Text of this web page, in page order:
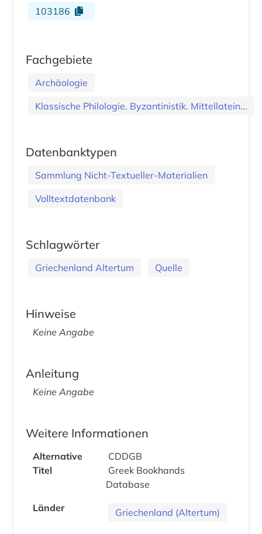
103186
Fachgebiete
Archäologie
Klassische Philologie. Byzantinistik. Mittellatein...
Datenbanktypen
Sammlung Nicht-Textueller-Materialien
Volltextdatenbank
Schlagwörter
Griechenland Altertum Quelle
Hinweise
Keine Angabe
Anleitung
Keine Angabe
Weitere Informationen
Alternative
Titel
CDDGB
Greek Bookhands
Database
Länder
Griechenland (Altertum)